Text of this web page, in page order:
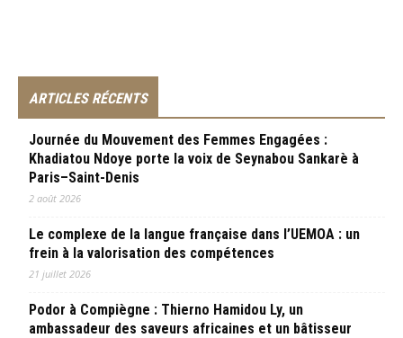
ARTICLES RÉCENTS
Journée du Mouvement des Femmes Engagées :
Khadiatou Ndoye porte la voix de Seynabou Sankarè à
Paris–Saint-Denis
2 août 2026
Le complexe de la langue française dans l’UEMOA : un
frein à la valorisation des compétences
21 juillet 2026
Podor à Compiègne : Thierno Hamidou Ly, un
ambassadeur des saveurs africaines et un bâtisseur